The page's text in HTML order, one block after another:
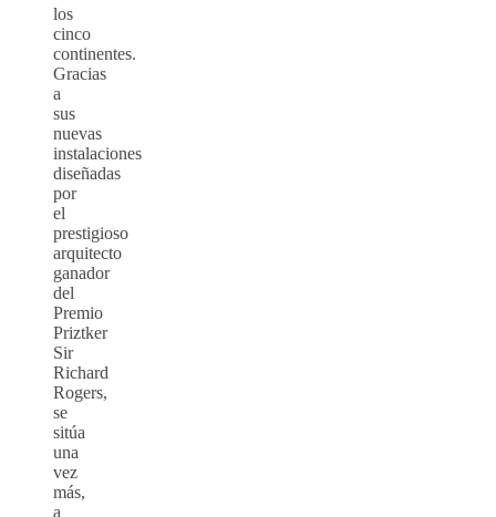
los
cinco
continentes.
Gracias
a
sus
nuevas
instalaciones
diseñadas
por
el
prestigioso
arquitecto
ganador
del
Premio
Priztker
Sir
Richard
Rogers,
se
sitúa
una
vez
más,
a